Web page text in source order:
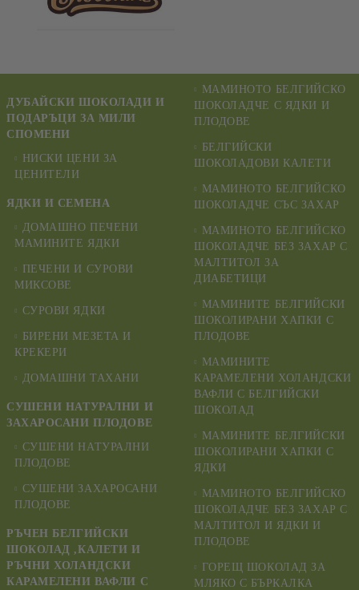
ДУБАЙСКИ ШОКОЛАДИ И
ПОДАРЪЦИ ЗА МИЛИ
СПОМЕНИ
НИСКИ ЦЕНИ ЗА
ЦЕНИТЕЛИ
ЯДКИ И СЕМЕНА
ДОМАШНО ПЕЧЕНИ
МАМИНИТЕ ЯДКИ
ПЕЧЕНИ И СУРОВИ
МИКСОВЕ
СУРОВИ ЯДКИ
БИРЕНИ МЕЗЕТА И
КРЕКЕРИ
ДОМАШНИ ТАХАНИ
СУШЕНИ НАТУРАЛНИ И
ЗАХАРОСАНИ ПЛОДОВЕ
СУШЕНИ НАТУРАЛНИ
ПЛОДОВЕ
СУШЕНИ ЗАХАРОСАНИ
ПЛОДОВЕ
РЪЧЕН БЕЛГИЙСКИ
ШОКОЛАД ,КАЛЕТИ И
РЪЧНИ ХОЛАНДСКИ
КАРАМЕЛЕНИ ВАФЛИ С
МАМИНОТО БЕЛГИЙСКО
ШОКОЛАДЧЕ С ЯДКИ И
ПЛОДОВЕ
БЕЛГИЙСКИ
ШОКОЛАДОВИ КАЛЕТИ
МАМИНОТО БЕЛГИЙСКО
ШОКОЛАДЧЕ СЪС ЗАХАР
МАМИНОТО БЕЛГИЙСКО
ШОКОЛАДЧЕ БЕЗ ЗАХАР С
МАЛТИТОЛ ЗА
ДИАБЕТИЦИ
МАМИНИТЕ БЕЛГИЙСКИ
ШОКОЛИРАНИ ХАПКИ С
ПЛОДОВЕ
МАМИНИТЕ
КАРАМЕЛЕНИ ХОЛАНДСКИ
ВАФЛИ С БЕЛГИЙСКИ
ШОКОЛАД
МАМИНИТЕ БЕЛГИЙСКИ
ШОКОЛИРАНИ ХАПКИ С
ЯДКИ
МАМИНОТО БЕЛГИЙСКО
ШОКОЛАДЧЕ БЕЗ ЗАХАР С
МАЛТИТОЛ И ЯДКИ И
ПЛОДОВЕ
ГОРЕЩ ШОКОЛАД ЗА
МЛЯКО С БЪРКАЛКА